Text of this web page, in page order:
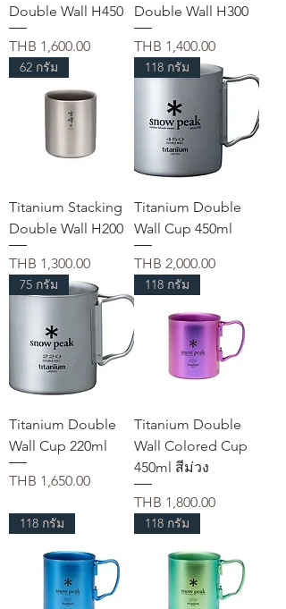
Double Wall H450
Price
THB 1,600.00
Double Wall H300
Price
THB 1,400.00
62 กรัม
Titanium Stacking
Double Wall H200
Price
THB 1,300.00
118 กรัม
Titanium Double
Wall Cup 450ml
Price
THB 2,000.00
75 กรัม
Titanium Double
Wall Cup 220ml
Price
THB 1,650.00
118 กรัม
Titanium Double
Wall Colored Cup
450ml สีม่วง
Price
THB 1,800.00
118 กรัม 118 กรัม